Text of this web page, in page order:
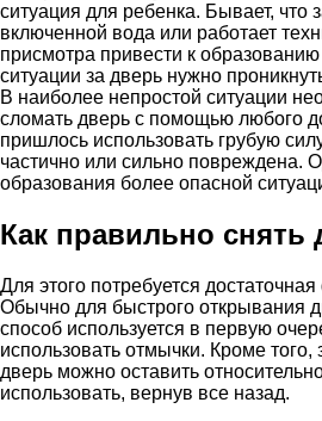
ситуация для ребенка. Бывает, что
включенной вода или работает
присмотра привести к
ситуации за дверь нужно
В наиболее непростой ситуации
сломать дверь с помощью любого
пришлось использовать грубую
частично или сильно повреждена.
образования более опасной
Как правильно снять
Для этого потребуется
Обычно для быстрого открывания
способ используется в первую
использовать отмычки. Кроме того,
дверь можно оставить
использовать, вернув все назад.